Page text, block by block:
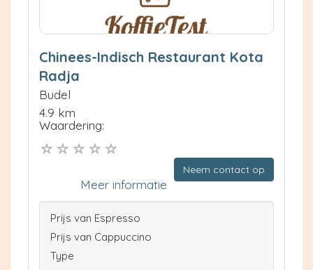
Chinees-Indisch Restaurant Kota
Radja
Budel
4.9 km
Waardering:
Neem contact op
Meer informatie
Prijs van Espresso
Prijs van Cappuccino
Type